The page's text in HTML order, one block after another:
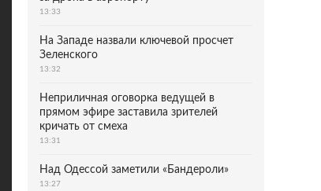
13:33
На Западе назвали ключевой просчет
Зеленского
13:32
Неприличная оговорка ведущей в
прямом эфире заставила зрителей
кричать от смеха
13:31
Над Одессой заметили «Бандероли»
13:27